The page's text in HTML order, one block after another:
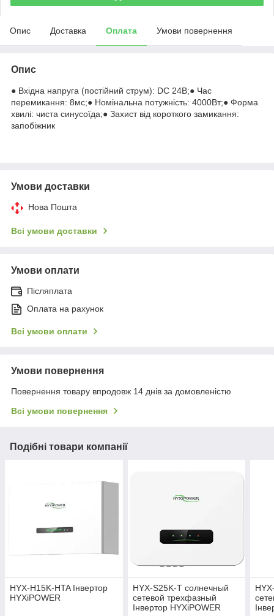
Опис Доставка Оплата Умови повернення
Опис
● Вхідна напруга (постійний струм): DC 24В;● Час
перемикання: 8мс;● Номінальна потужність: 4000Вт;● Форма
хвилі: чиста синусоїда;● Захист від короткого замикання:
запобіжник
Умови доставки
Нова Пошта
Всі умови доставки
Умови оплати
Післяплата
Оплата на рахунок
Всі умови оплати
Умови повернення
Повернення товару впродовж 14 днів за домовленістю
Всі умови повернення
Подібні товари компанії
HYX-H15K-HTA Інвертор
HYXiPOWER
HYX-S25K-T солнечный
сетевой трехфазный
Інвертор HYXiPOWER